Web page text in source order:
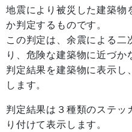
地震により被災した建築物
か判定するものです。
この判定は、余震による二
り、危険な建築物に近づか
判定結果を建築物に表示し
します。
判定結果は３種類のステッ
り付けて表示します。